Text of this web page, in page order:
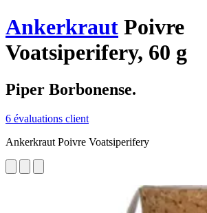
Ankerkraut Poivre
Voatsiperifery, 60 g
Piper Borbonense.
6 évaluations client
Ankerkraut Poivre Voatsiperifery